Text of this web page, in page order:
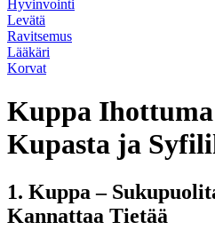
Hyvinvointi
Levätä
Ravitsemus
Lääkäri
Korvat
Kuppa
Kupasta ja
1. Kuppa –
Kannattaa Tietää